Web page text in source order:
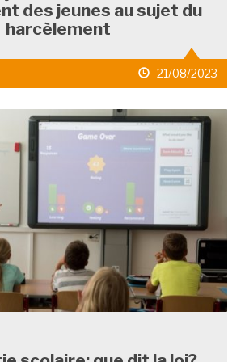
des jeunes au sujet du
harcèlement
date
de
21/08/2023